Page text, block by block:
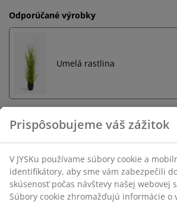
Odporúčané výrobky
Umelá rastlina
Neobmezené vrátenie tovaru
Bez časového limitu - tovar vrátite v
predajni JYSK
Garancia ceny
30-dňová garancia ceny na všetky